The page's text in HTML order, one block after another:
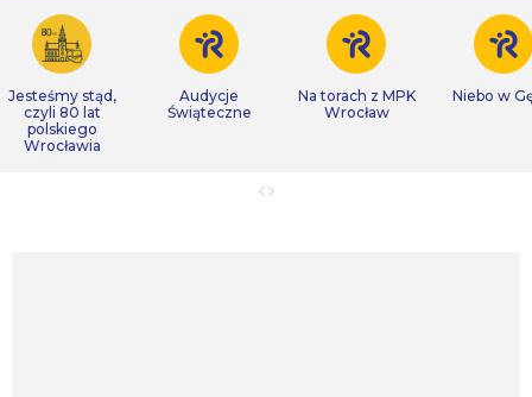
Jesteśmy stąd,
czyli 80 lat
polskiego
Wrocławia
Audycje
Świąteczne
Na torach z MPK
Wrocław
Niebo w